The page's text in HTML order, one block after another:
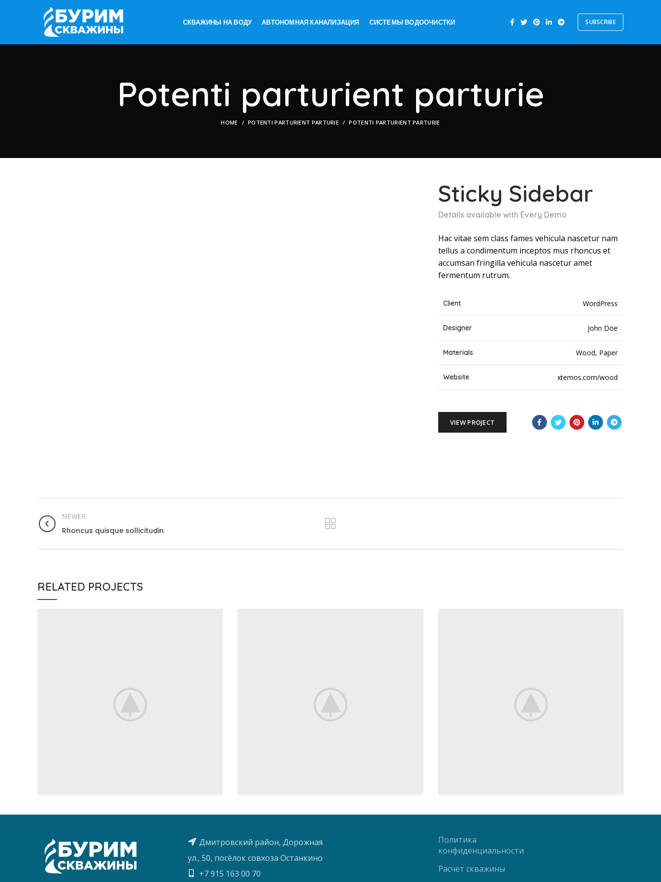
СКВАЖИНЫ НА ВОДУ АВТОНОМНАЯ КАНАЛИЗАЦИЯ СИСТЕМЫ ВОДООЧИСТКИ SUBSCRIBE
Potenti parturient parturie
HOME POTENTI PARTURIENT PARTURIE POTENTI PARTURIENT PARTURIE
Sticky Sidebar
Details available with Every Demo
Hac vitae sem class fames vehicula nascetur nam
tellus a condimentum inceptos mus rhoncus et
accumsan fringilla vehicula nascetur amet
fermentum rutrum.
Client WordPress
Designer John Doe
Materials Wood, Paper
Website xtemos.com/wood
VIEW PROJECT
NEWER
Rhoncus quisque sollicitudin
RELATED PROJECTS
Дмитровский район, Дорожная
ул., 50, посёлок совхоза Останкино
+7 915 163 00 70
Политика
конфиденциальности
Расчет скважины